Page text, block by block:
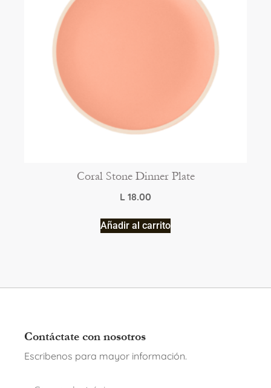
Coral Stone Dinner Plate
L 18.00
Añadir al carrito
Contáctate con nosotros
Escribenos para mayor información.